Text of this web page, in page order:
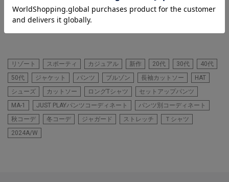
ジャガードレイヤードVネック
着用カラー ブラック 着用サイ
リゾート スポーティ カジュアル 新作 20代 30代
40代
50代
ジャケット パンツ ブルゾン 長袖カットソー
HAT
シューズ
カットソー ロングTシャツ
セットアップパンツ
MA-1
JUST PLAYパンツコーディネート
パンツ別コーディネート
秋コーデ
冬コーデ ジャガード ストレッチ
Ｔシャツ
2024A/W